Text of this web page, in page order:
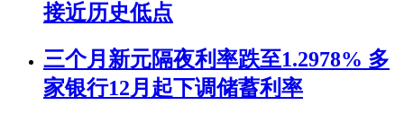
接近历史低点
三个月新元隔夜利率跌至1.2978% 多
家银行12月起下调储蓄利率